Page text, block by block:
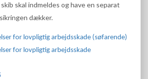
skal indmeldes og have en separat
dækker.
for lovpligtig arbejdsskade (søfarende)
for lovpligtig arbejdsskade